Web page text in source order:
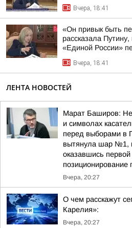
Вчера, 18:41
«Он привык быть
рассказала
«Единой России»
Вчера, 18:41
ЛЕНТА НОВОСТЕЙ
Марат Баширов:
и символах
перед выборами в
вытянула шар №1,
оказавшись
позиционирование
Вчера, 20:27
О чем расскажут
Карелия»:
Вчера, 20:27